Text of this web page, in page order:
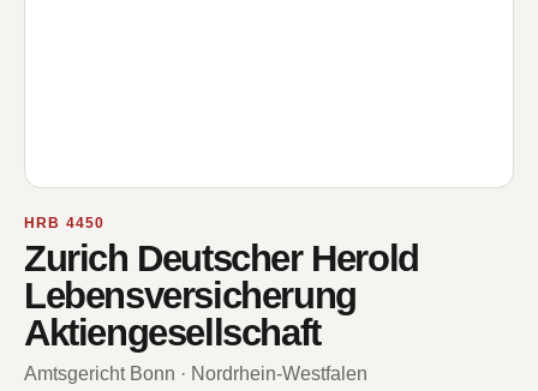
HRB 4450
Zurich Deutscher Herold
Lebensversicherung
Aktiengesellschaft
Amtsgericht Bonn · Nordrhein-Westfalen